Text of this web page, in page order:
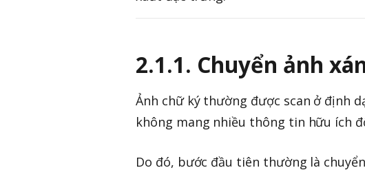
2.1.1. Chuyển ảnh
Ảnh chữ ký thường được scan ở định
không mang nhiều thông tin hữu ích
Do đó, bước đầu tiên thường là